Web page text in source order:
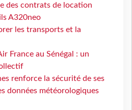
des contrats de location
A320neo
les transports et la
France au Sénégal : un
renforce la sécurité de ses
données météorologiques